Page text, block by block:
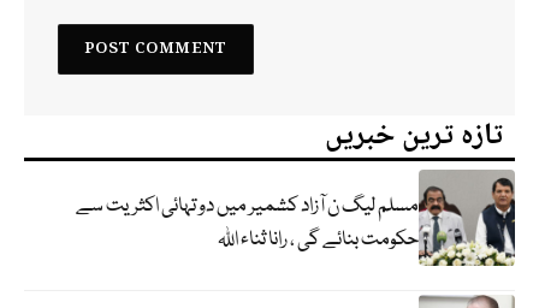
تازہ ترین خبریں
مسلم لیگ ن آزاد کشمیر میں دو تہائی اکثریت سے
حکومت بنائے گی ، رانا ثناء اللہ